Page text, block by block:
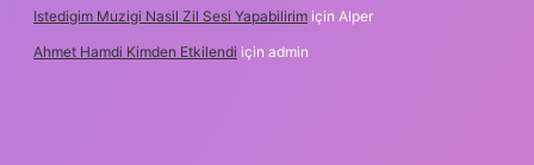
Istedigim Muzigi Nasil Zil Sesi Yapabilirim için Alper
Ahmet Hamdi Kimden Etkilendi için admin